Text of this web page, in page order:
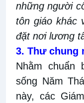
những người
tôn giáo khác
đặt nơi lương
3. Thư chung
Nhằm chuẩn
sống Năm
này, các